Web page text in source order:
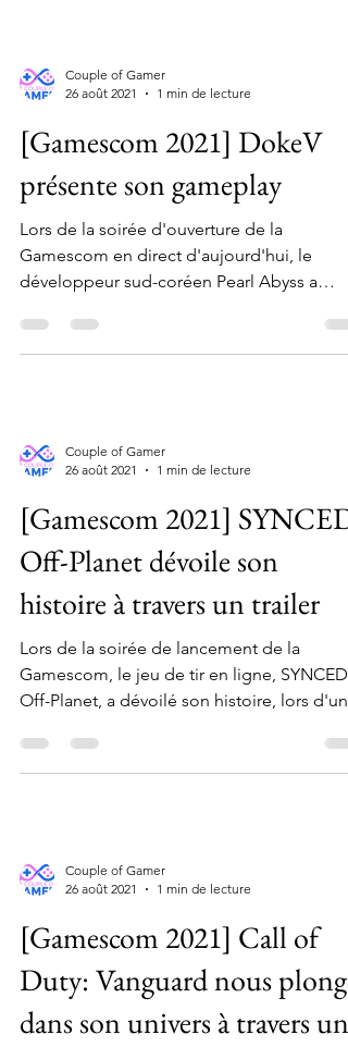
Couple of Gamer
26 août 2021
1 min de lecture
[Gamescom 2021] DokeV
présente son gameplay
Lors de la soirée d'ouverture de la
Gamescom en direct d'aujourd'hui, le
développeur sud-coréen Pearl Abyss a
Couple of Gamer
26 août 2021
1 min de lecture
[Gamescom 2021] SYNCED:
Off-Planet dévoile son
histoire à travers un trailer
Lors de la soirée de lancement de la
Gamescom, le jeu de tir en ligne, SYNCED:
Off-Planet, a dévoilé son histoire, lors d'un
Couple of Gamer
26 août 2021
1 min de lecture
[Gamescom 2021] Call of
Duty: Vanguard nous plonge
dans son univers à travers une